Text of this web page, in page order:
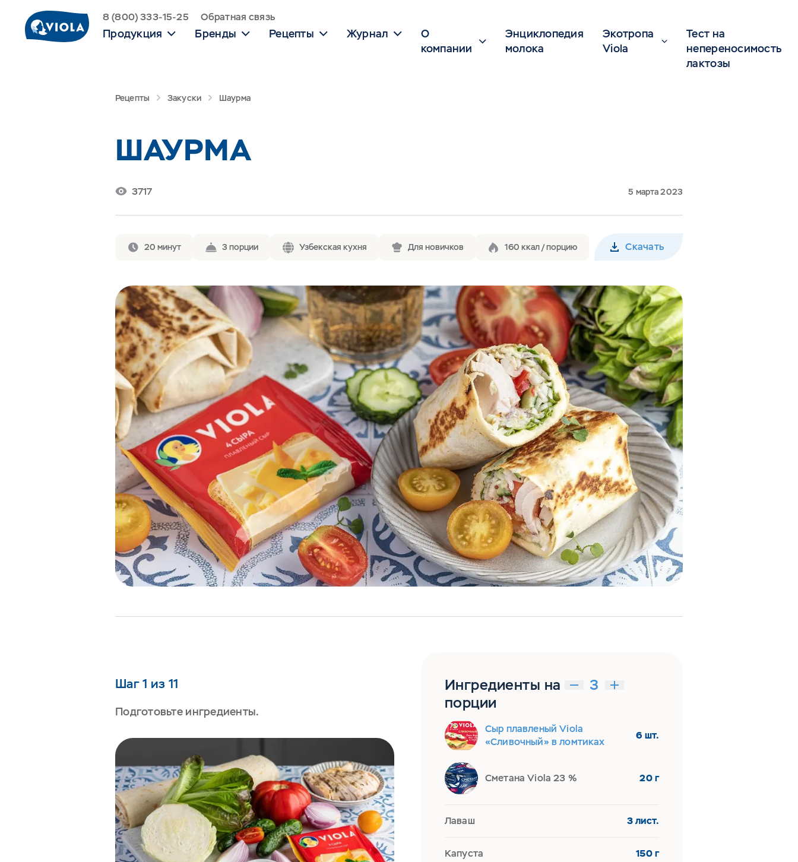
8 (800) 333-15-25 Обратная связь
Продукция Бренды Рецепты Журнал
О
компании
Энциклопедия
молока
Экотропа
Viola
Тест на
непереносимость
лактозы
Рецепты Закуски Шаурма
ШАУРМА
3717 5 марта 2023
20 минут 3 порции Узбекская кухня Для новичков 160 ккал / порцию Скачать
Шаг 1 из 11
Подготовьте ингредиенты.
Ингредиенты на
порции
Сыр плавленый Viola
«Сливочный» в ломтиках
6 шт.
Сметана Viola 23 % 20 г
Лаваш 3 лист.
Капуста 150 г